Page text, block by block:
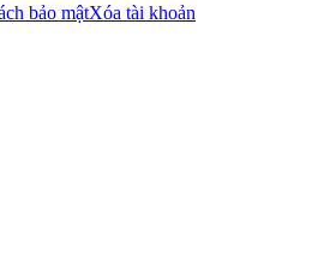
bảo mậtXóa tài khoản